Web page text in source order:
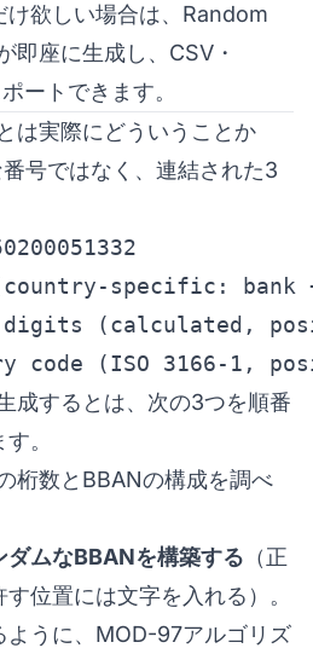
欲しい場合は、 Random
即座に生成し、CSV・
ートできます。
は実際にどういうことか
号ではなく、連結された3
(country-specific: bank
digits (calculated,
code (ISO 3166-1,
成するとは、次の3つを順番
。
桁数とBBANの構成を調べ
ダムなBBANを構築する （正
位置には文字を入れる）。
ように、MOD-97アルゴリズ